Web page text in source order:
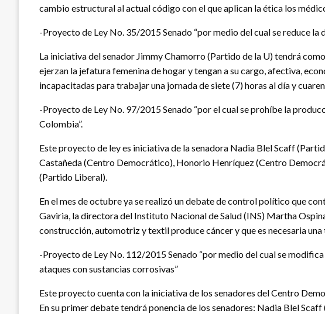
cambio estructural al actual código con el que aplican la ética los
-Proyecto de Ley No. 35/2015 Senado “por medio del cual se reduce
La iniciativa del senador Jimmy Chamorro (Partido de la U) tendrá
ejerzan la jefatura femenina de hogar y tengan a su cargo, afectiva,
incapacitadas para trabajar una jornada de siete (7) horas al día y
-Proyecto de Ley No. 97/2015 Senado “por el cual se prohíbe la
Colombia”.
Este proyecto de ley es iniciativa de la senadora Nadia Blel Scaff
Castañeda (Centro Democrático), Honorio Henríquez (Centro
(Partido Liberal).
En el mes de octubre ya se realizó un debate de control político que
Gaviria, la directora del Instituto Nacional de Salud (INS) Martha
construcción, automotriz y textil produce cáncer y que es necesaria una
-Proyecto de Ley No. 112/2015 Senado “por medio del cual se
ataques con sustancias corrosivas”
Este proyecto cuenta con la iniciativa de los senadores del Centro
En su primer debate tendrá ponencia de los senadores: Nadia Blel